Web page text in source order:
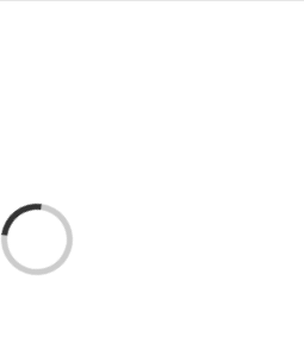
Loading...